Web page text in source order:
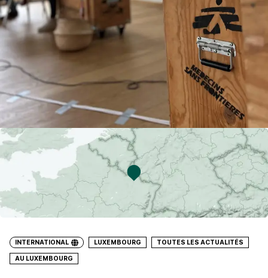
INTERNATIONAL LUXEMBOURG TOUTES LES ACTUALITÉS
AU LUXEMBOURG